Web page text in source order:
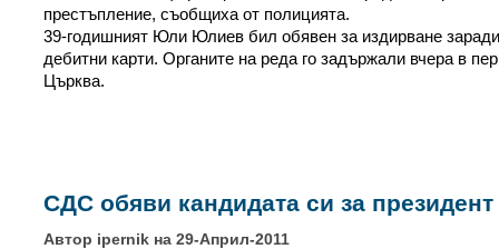
престъпление, съобщиха от полицията.
39-годишният Юли Юлиев бил обявен за издирване
дебитни карти. Органите на реда го задържали вчера в
Църква.
СДС обяви кандидата си за президент
Автор ipernik на 29-Април-2011